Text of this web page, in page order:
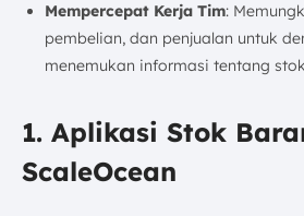
Mempercepat Kerja Tim:
pembelian, dan penjualan untuk
menemukan informasi tentang
1. Aplikasi Stok
ScaleOcean